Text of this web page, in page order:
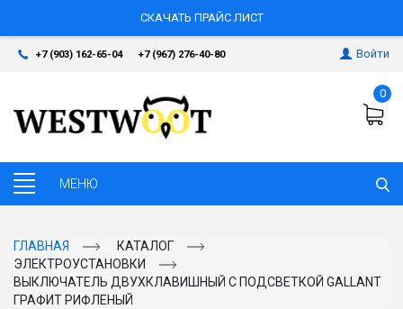
СКАЧАТЬ ПРАЙС ЛИСТ
+7 (903) 162-65-04 +7 (967) 276-40-80 Войти
0
ГЛАВНАЯ
КАТАЛОГ
ЭЛЕКТРОУСТАНОВКИ
ВЫКЛЮЧАТЕЛЬ ДВУХКЛАВИШНЫЙ С ПОДСВЕТКОЙ GALLANT
ГРАФИТ РИФЛЕНЫЙ